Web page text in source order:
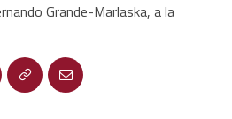
Grande-Marlaska, a la